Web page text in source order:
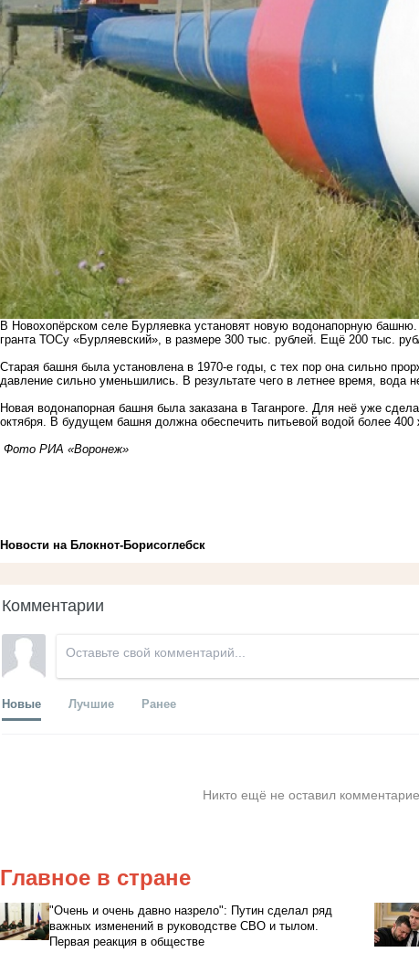
В Новохопёрском селе Бурляевка установят новую водонапорную
гранта ТОСу «Бурляевский», в размере 300 тыс. рублей. Ещё 200 тыс.
Старая башня была установлена в 1970-е годы, с тех пор она сильно
давление сильно уменьшились. В результате чего в летнее время, вода
Новая водонапорная башня была заказана в Таганроге. Для неё уже
октября. В будущем башня должна обеспечить питьевой водой более 400
Фото РИА «Воронеж»
Новости на Блoкнoт-Борисоглебск
Комментарии
Новые Лучшие Ранее
Никто ещё не оставил
Главное в стране
"Очень и очень давно назрело": Путин сделал ряд
важных изменений в руководстве СВО и тылом.
Первая реакция в обществе